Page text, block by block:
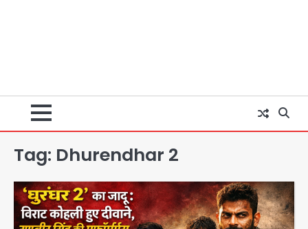
Tag: Dhurendhar 2
2
पुणे में प्रशिक्षण विमान हादसे का शिकार, कोई
हताहत नहीं
Team JHJ